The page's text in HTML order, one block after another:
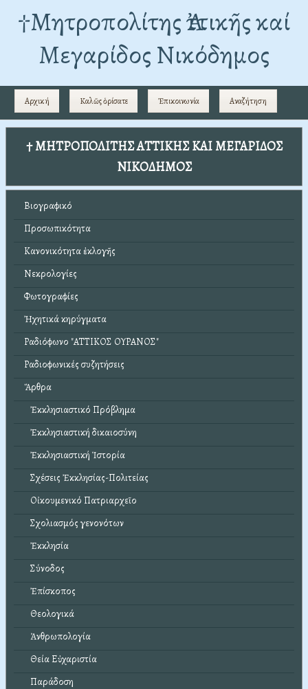
†Mητροπολίτης Ἀττικῆς καί
Μεγαρίδος Νικόδημος
Αρχική Καλῶς ὁρίσατε Ἐπικοινωνία Αναζήτηση
† ΜΗΤΡΟΠΟΛΙΤΗΣ ΑΤΤΙΚΗΣ ΚΑΙ ΜΕΓΑΡΙΔΟΣ
ΝΙΚΟΔΗΜΟΣ
Βιογραφικό
Προσωπικότητα
Κανονικότητα ἐκλογῆς
Νεκρολογίες
Φωτογραφίες
Ἠχητικά κηρύγματα
Ραδιόφωνο "ΑΤΤΙΚΟΣ ΟΥΡΑΝΟΣ"
Ραδιοφωνικές συζητήσεις
Ἄρθρα
Ἐκκλησιαστικό Πρόβλημα
Ἐκκλησιαστική δικαιοσύνη
Ἐκκλησιαστική Ἱστορία
Σχέσεις Ἐκκλησίας-Πολιτείας
Οἰκουμενικό Πατριαρχεῖο
Σχολιασμός γενονότων
Ἐκκλησία
Σύνοδος
Ἐπίσκοπος
Θεολογικά
Ἀνθρωπολογία
Θεία Εὐχαριστία
Παράδοση